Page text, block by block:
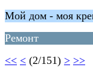
Мой дом - моя
Ремонт
<< < (2/151) > >>